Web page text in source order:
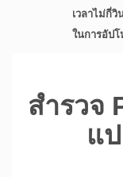
เวลาไม่กี่
ในการอัป
สำรวจ
แ